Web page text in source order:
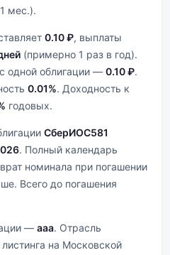
мес.).
0.10 ₽, выплаты
(примерно 1 раз в год).
одной облигации — 0.10 ₽.
0.01%. Доходность к
годовых.
СберИОС581
. Полный календарь
номинала при погашении
Всего до погашения
— aaa. Отрасль
на Московской